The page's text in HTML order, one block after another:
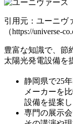
引用元：ユーニヴ
（https://universe-
豊富な知識で、節
太陽光発電設備を
静岡県で25
メーカーを
設備を提案し
専門の展示